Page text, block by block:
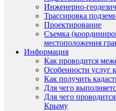
Инженерно-
Трассировка
Проектирование
Съемка
местоположения
Информация
Как проводится
Особенности услуг
Как получить
Для чего
Для чего
Крыму